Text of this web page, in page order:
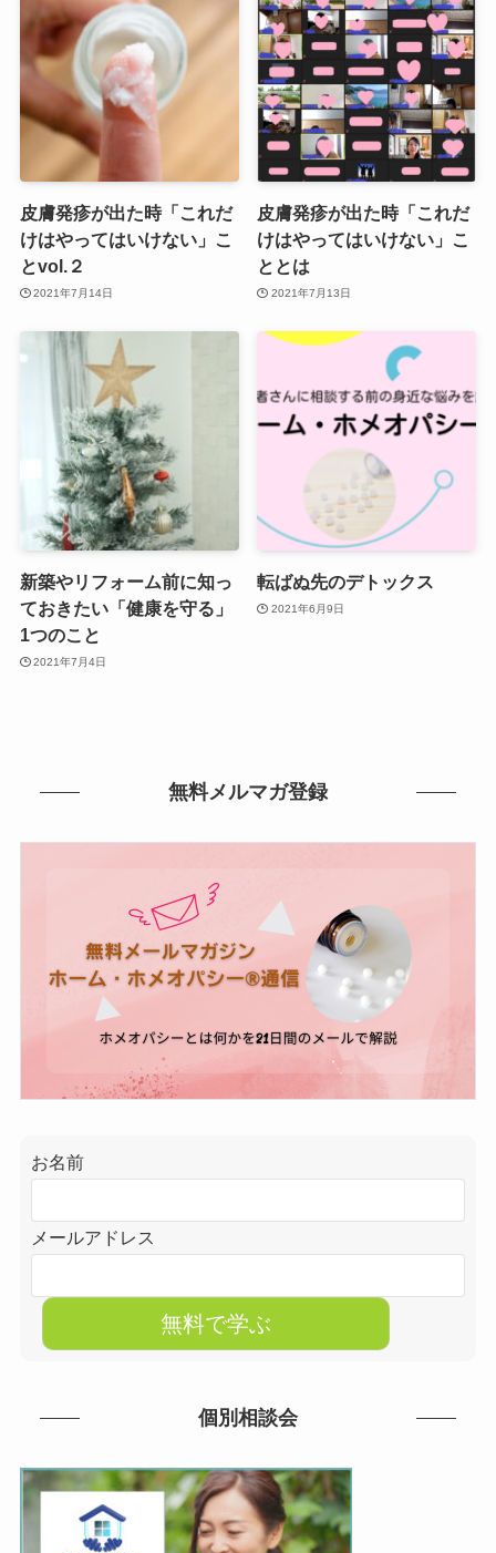
皮膚発疹が出た時「これだ
けはやってはいけない」こ
とvol.２
2021年7月14日
皮膚発疹が出た時「これだ
けはやってはいけない」こ
ととは
2021年7月13日
新築やリフォーム前に知っ
ておきたい「健康を守る」
1つのこと
2021年7月4日
転ばぬ先のデトックス
2021年6月9日
無料メルマガ登録
お名前
メールアドレス
個別相談会